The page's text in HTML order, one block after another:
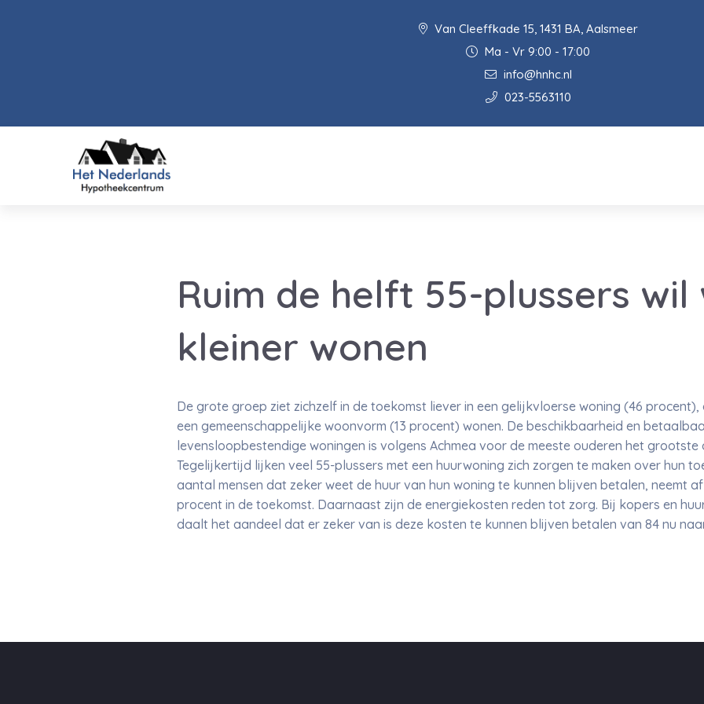
Van Cleeffkade 15, 1431 BA, Aalsmeer
Ma - Vr 9:00 - 17:00
info@hnhc.nl
023-5563110
Ruim de helft 55-plussers wil
kleiner wonen
De grote groep ziet zichzelf in de toekomst liever in een gelijkvloerse woning (46
een gemeenschappelijke woonvorm (13 procent) wonen. De beschikbaarheid en
levensloopbestendige woningen is volgens Achmea voor de meeste ouderen het grootste
Tegelijkertijd lijken veel 55-plussers met een huurwoning zich zorgen te maken over hun
aantal mensen dat zeker weet de huur van hun woning te kunnen blijven betalen, neemt
procent in de toekomst. Daarnaast zijn de energiekosten reden tot zorg. Bij kopers en
daalt het aandeel dat er zeker van is deze kosten te kunnen blijven betalen van 84 nu